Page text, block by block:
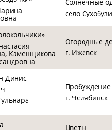
Солнечные
село
Каменщикова
Огородные
г. Ижевск
Динис
г. Челябинск
Цветы